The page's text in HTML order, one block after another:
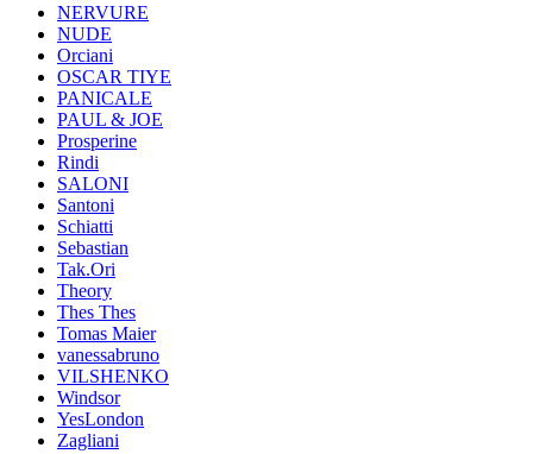
NERVURE
NUDE
Orciani
OSCAR TIYE
PANICALE
PAUL & JOE
Prosperine
Rindi
SALONI
Santoni
Schiatti
Sebastian
Tak.Ori
Theory
Thes Thes
Tomas Maier
vanessabruno
VILSHENKO
Windsor
YesLondon
Zagliani